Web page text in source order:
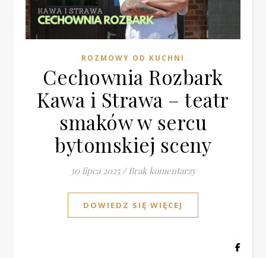
ROZMOWY OD KUCHNI
Cechownia Rozbark
Kawa i Strawa – teatr
smaków w sercu
bytomskiej sceny
30 lipca 2025 / Brak komentarzy
DOWIEDZ SIĘ WIĘCEJ